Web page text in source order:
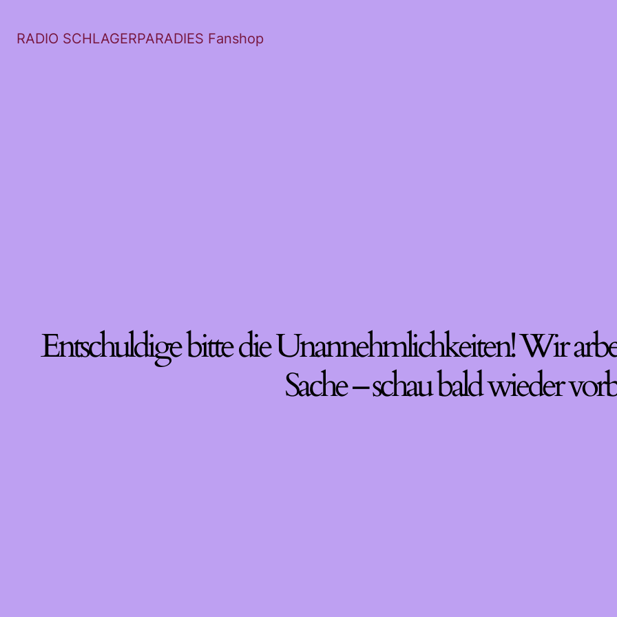
RADIO SCHLAGERPARADIES Fanshop
Entschuldige bitte die Unannehmlichkeiten! Wir
Sache – schau bald wieder